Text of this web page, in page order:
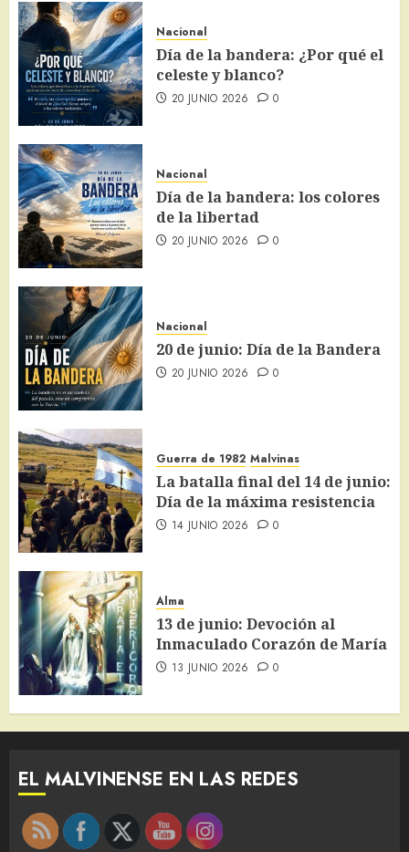
Nacional
Día de la bandera: ¿Por qué el
celeste y blanco?
20 JUNIO 2026 0
Nacional
Día de la bandera: los colores
de la libertad
20 JUNIO 2026 0
Nacional
20 de junio: Día de la Bandera
20 JUNIO 2026 0
Guerra de 1982 Malvinas
La batalla final del 14 de junio:
Día de la máxima resistencia
14 JUNIO 2026 0
Alma
13 de junio: Devoción al
Inmaculado Corazón de María
13 JUNIO 2026 0
EL MALVINENSE EN LAS REDES